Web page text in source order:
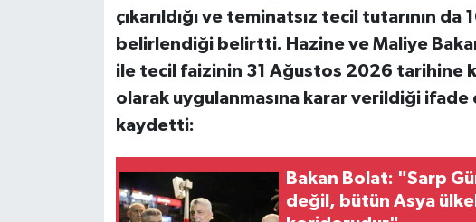
çıkarıldığı ve teminatsız tecil tutarının
belirlendiği belirtti. Hazine ve Maliye
ile tecil faizinin 31 Ağustos 2026 tarihine
olarak uygulanmasına karar verildiği ifade
kaydetti:
Bakan Bolat: "Sarp
değil, bütün Asya